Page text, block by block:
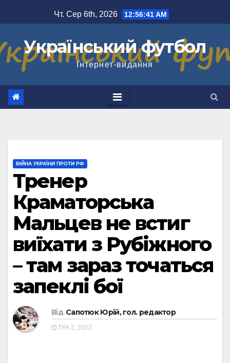
до
Чт. Сер 6th, 2026 12:56:42 AM
Український футбол
Інтернет-видання
ВІЙНА УКРАЇНИ ПРОТИ РФ
Тренер
Краматорська
Мальцев не встиг
виїхати з Рубіжного
– там зараз точаться
запеклі бої
Від Сапотюк Юрій, гол. редактор
ТРА 2, 2022